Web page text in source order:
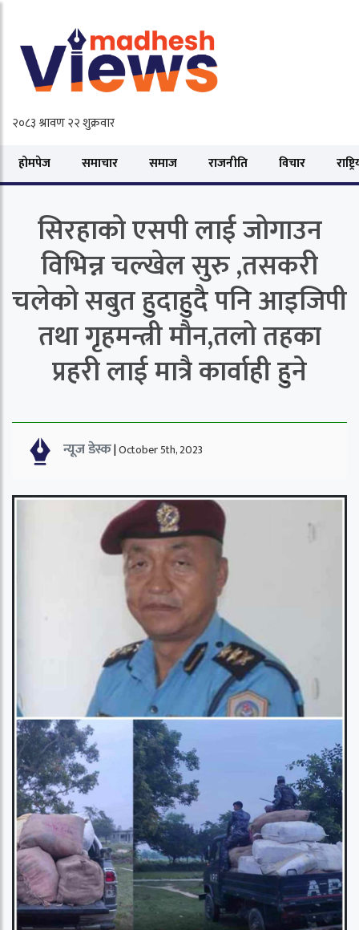
होमपेज समाचार समाज राजनीति विचार
सिरहाको एसपी लाई जोगाउन
विभिन्न चल्खेल सुरु ,तसकरी
चलेको सबुत हुदाहुदै पनि आइजिपी
तथा गृहमन्त्री मौन,तलो तहका
प्रहरी लाई मात्रै कार्वाही हुने
न्यूज डेस्क|October 5th, 2023